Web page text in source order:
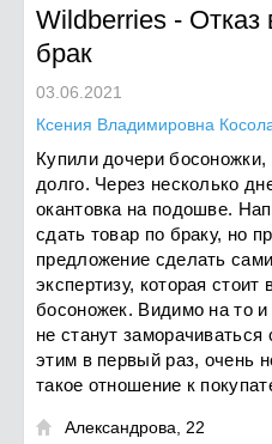
Wildberries - Отказ
брак
03.06.2021
Ксения Владимировна
Купили дочери
долго. Через несколько
окантовка на подошве.
сдать товар по браку, но
предложение сделать
экспертизу, которая
босоножек. Видимо на то
не станут
этим в первый раз, очень
такое отношение к

Александрова, 22